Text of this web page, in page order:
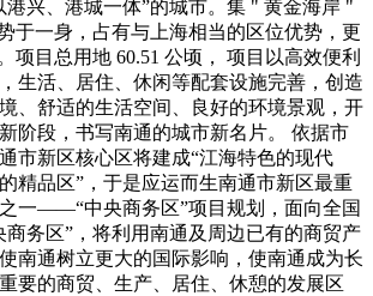
港兴、港城一体”的城市。集 " 黄金海岸 "
于一身，占有与上海相当的区位优势，更
项目总用地 60.51 公顷， 项目以高效便利
生活、居住、休闲等配套设施完善，创造
、舒适的生活空间、良好的环境景观，开
阶段，书写南通的城市新名片。 依据市
市新区核心区将建成“江海特色的现代
精品区”，于是应运而生南通市新区最重
一——“中央商务区”项目规划，面向全国
商务区”，将利用南通及周边已有的商贸产
南通树立更大的国际影响，使南通成为长
要的商贸、生产、居住、休憩的发展区